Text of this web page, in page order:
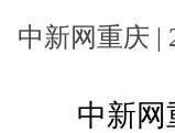
中新网重庆 |
中新网重